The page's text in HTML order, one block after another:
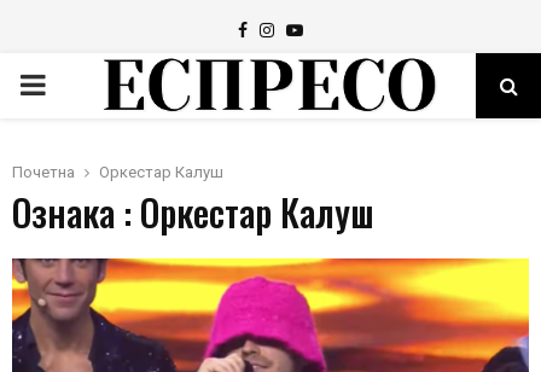
Facebook
Instagram
Youtube
PRIMARY
Почетна Оркестар Калуш
Ознака : Оркестар Калуш